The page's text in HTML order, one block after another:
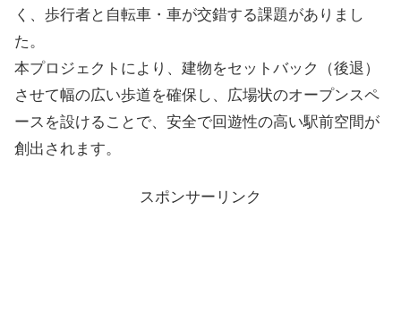
く、歩行者と自転車・車が交錯する課題がありまし
た。
本プロジェクトにより、建物をセットバック（後退）
させて幅の広い歩道を確保し、広場状のオープンスペ
ースを設けることで、安全で回遊性の高い駅前空間が
創出されます。
スポンサーリンク